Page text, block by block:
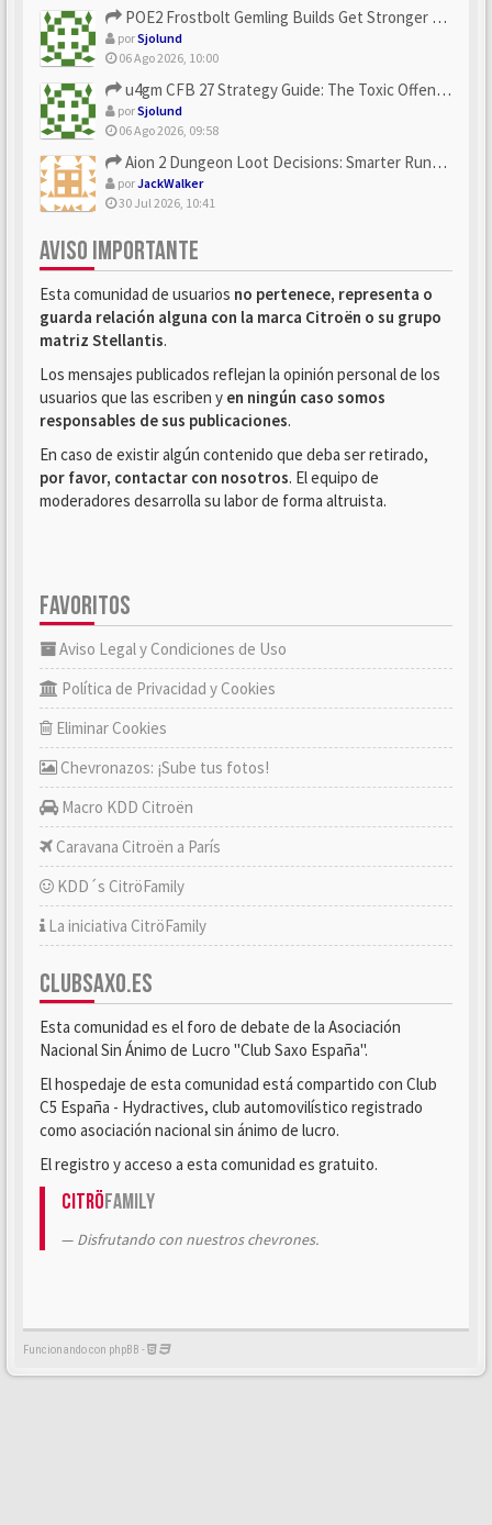
POE2 Frostbolt Gemling Builds Get Stronger With u4gm’s Ice C...
porSjolund
06 Ago 2026, 10:00
u4gm CFB 27 Strategy Guide: The Toxic Offensive Scheme Your ...
porSjolund
06 Ago 2026, 09:58
Aion 2 Dungeon Loot Decisions: Smarter Runs With U4N
porJackWalker
30 Jul 2026, 10:41
AVISO IMPORTANTE
Esta comunidad de usuarios no pertenece, representa o
guarda relación alguna con la marca Citroën o su grupo
matriz Stellantis.
Los mensajes publicados reflejan la opinión personal de los
usuarios que las escriben y en ningún caso somos
responsables de sus publicaciones.
En caso de existir algún contenido que deba ser retirado,
por favor, contactar con nosotros. El equipo de
moderadores desarrolla su labor de forma altruista.
FAVORITOS
Aviso Legal y Condiciones de Uso
Política de Privacidad y Cookies
Eliminar Cookies
Chevronazos: ¡Sube tus fotos!
Macro KDD Citroën
Caravana Citroën a París
KDD´s CitröFamily
La iniciativa CitröFamily
CLUBSAXO.ES
Esta comunidad es el foro de debate de la Asociación
Nacional Sin Ánimo de Lucro "Club Saxo España".
El hospedaje de esta comunidad está compartido con Club
C5 España - Hydractives, club automovilístico registrado
como asociación nacional sin ánimo de lucro.
El registro y acceso a esta comunidad es gratuito.
CitröFamily
Disfrutando con nuestros chevrones.
Funcionando con phpBB -